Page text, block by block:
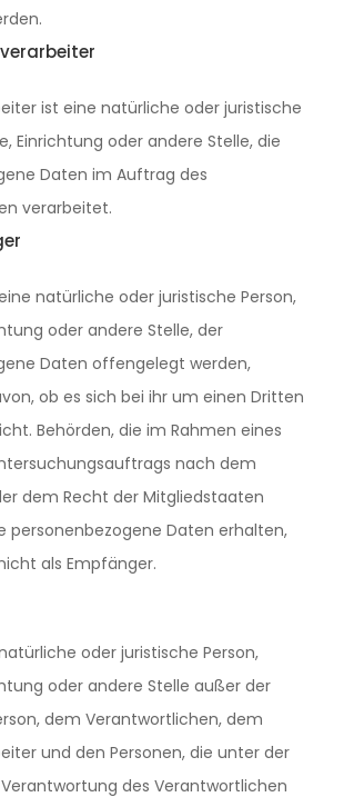
ist eine natürliche oder juristische
Einrichtung oder andere Stelle, die
Daten im Auftrag des
verarbeitet.
natürliche oder juristische Person,
oder andere Stelle, der
Daten offengelegt werden,
ob es sich bei ihr um einen Dritten
Behörden, die im Rahmen eines
nach dem
dem Recht der Mitgliedstaaten
personenbezogene Daten erhalten,
als Empfänger.
oder juristische Person,
oder andere Stelle außer der
dem Verantwortlichen, dem
und den Personen, die unter der
des Verantwortlichen